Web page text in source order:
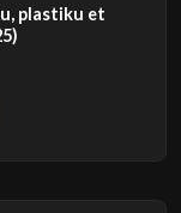
plastiku et